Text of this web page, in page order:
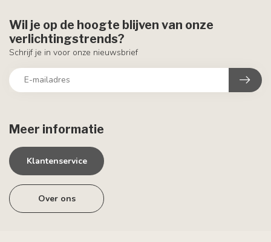
Meer informatie
Klantenservice
Over ons
Wil je op de hoogte blijven van onze
verlichtingstrends?
Schrijf je in voor onze nieuwsbrief